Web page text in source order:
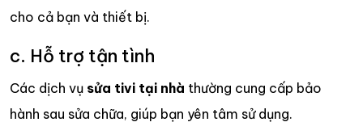
cho cả bạn và thiết bị.
c. Hỗ trợ tận tình
Các dịch vụ sửa tivi tại nhà thường cung cấp bảo
hành sau sửa chữa, giúp bạn yên tâm sử dụng.